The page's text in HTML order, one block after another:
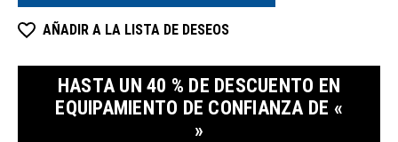
manga
corta
HiVis
manga
corta
HiVis
AÑADIR A LA LISTA DE DESEOS
HASTA UN 40 % DE DESCUENTO EN
EQUIPAMIENTO DE CONFIANZA DE «
»